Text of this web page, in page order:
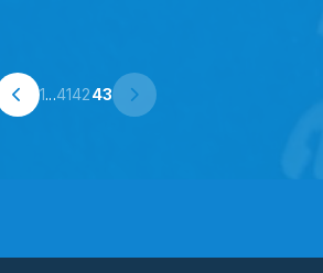
1...414243